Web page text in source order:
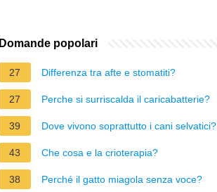
Domande popolari
27 Differenza tra afte e stomatiti?
27 Perche si surriscalda il caricabatterie?
39 Dove vivono soprattutto i cani selvatici?
43 Che cosa e la crioterapia?
38 Perché il gatto miagola senza voce?